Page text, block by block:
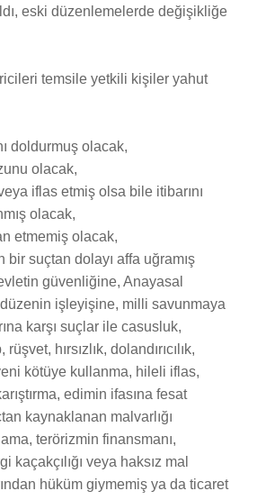
eski düzenlemelerde değişikliğe
temsile yetkili kişiler yahut
doldurmuş olacak,
olacak,
iflas etmiş olsa bile itibarını
olacak,
etmemiş olacak,
bir suçtan dolayı affa uğramış
güvenliğine, Anayasal
işleyişine, milli savunmaya
karşı suçlar ile casusluk,
hırsızlık, dolandırıcılık,
kötüye kullanma, hileli iflas,
edimin ifasına fesat
kaynaklanan malvarlığı
terörizmin finansmanı,
kaçakçılığı veya haksız mal
hüküm giymemiş ya da ticaret